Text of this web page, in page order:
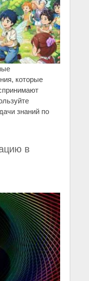
которые
знаний по
в